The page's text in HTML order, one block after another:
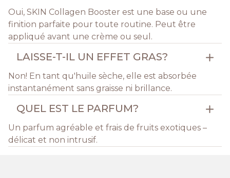
Oui, SKIN Collagen Booster est une base ou une
finition parfaite pour toute routine. Peut être
appliqué avant une crème ou seul.
LAISSE-T-IL UN EFFET GRAS?
Non! En tant qu'huile sèche, elle est absorbée
instantanément sans graisse ni brillance.
QUEL EST LE PARFUM?
Un parfum agréable et frais de fruits exotiques –
délicat et non intrusif.